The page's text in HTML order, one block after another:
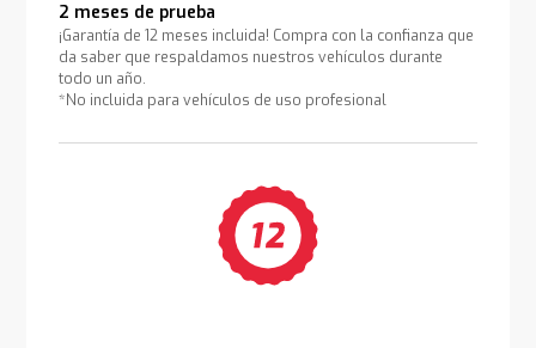
2 meses de prueba
¡Garantía de 12 meses incluida! Compra con la confianza que
da saber que respaldamos nuestros vehículos durante
todo un año.
*No incluida para vehículos de uso profesional